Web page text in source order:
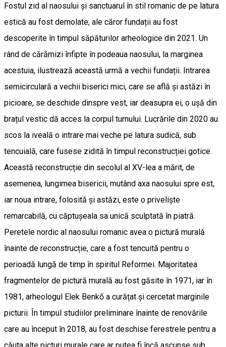
Fostul zid al naosului și sanctuarul în stil romanic de pe latura
estică au fost demolate, ale căror fundații au fost
descoperite în timpul săpăturilor arheologice din 2021. Un
rând de cărămizi înfipte în podeaua naosului, la marginea
acestuia, ilustrează această urmă a vechii fundații. Intrarea
semicirculară a vechii biserici mici, care se află și astăzi în
picioare, se deschide dinspre vest, iar deasupra ei, o ușă din
brațul vestic dă acces la corpul turnului. Lucrările din 2020 au
scos la iveală o intrare mai veche pe latura sudică, sub
tencuială, care fusese zidită în timpul reconstrucției gotice.
Această reconstrucție din secolul al XV-lea a mărit, de
asemenea, lungimea bisericii, mutând axa naosului spre est,
iar noua intrare, folosită și astăzi, este o priveliște
remarcabilă, cu căptușeala sa unică sculptată în piatră.
Peretele nordic al naosului romanic avea o pictură murală
înainte de reconstrucție, care a fost tencuită pentru o
perioadă lungă de timp în spiritul Reformei. Majoritatea
fragmentelor de pictură murală au fost găsite în 1971, iar în
1981, arheologul Elek Benkő a curățat și cercetat marginile
picturii. În timpul studiilor preliminare înainte de renovările
care au început în 2018, au fost deschise ferestrele pentru a
căuta alte picturi murale care ar putea fi încă ascunse sub